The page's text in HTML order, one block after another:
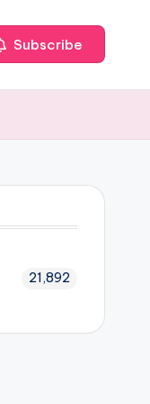
Subscribe
21,892